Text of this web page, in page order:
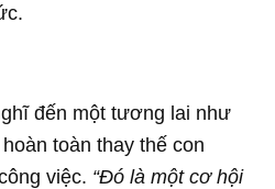
đến một tương lai như
toàn thay thế con
việc. “Đó là một cơ hội